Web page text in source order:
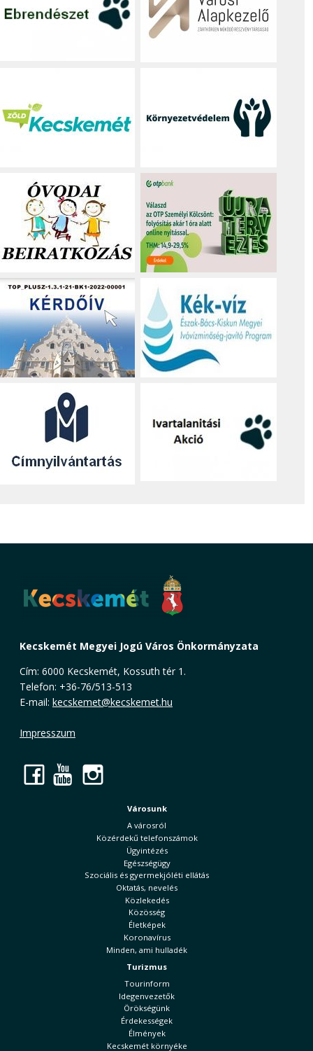
Kecskemét Megyei Jogú Város Önkormányzata
Cím: 6000 Kecskemét, Kossuth tér 1.
Telefon: +36-76/513-513
E-mail: kecskemet@kecskemet.hu
Impresszum
Facebook
YouTube
Városunk
A városról
Közérdekű telefonszámok
Ügyintézés
Egészségügy
Szociális és gyermekjóléti ellátás
Oktatás, nevelés
Közlekedés
Közösség
Életképek
Koronavírus
Minden, ami hulladék
Turizmus
Tourinform
Idegenvezetők
Örökségünk
Érdekességek
Élmények
Kecskemét környéke